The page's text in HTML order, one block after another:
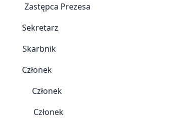
Prezesa
Członek
Członek